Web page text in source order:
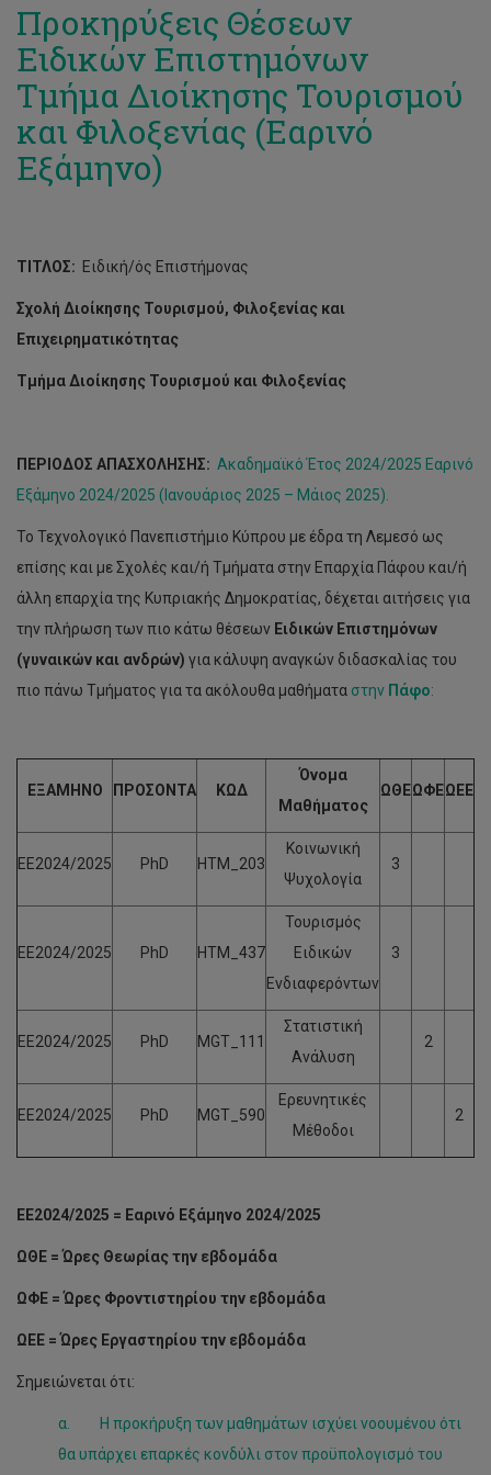
Αντώνης Θεοχάρους
Κατερίνα Περικλέους
Κωνσταντίνος Παπαδόπουλος
Πέτρος Κοσμάς
Σάββας Σακκαδάς
Στέλιος Μαρνέρος
Σωτηρούλα Λιασίδου
Mαρία Ιωάννου
Προκηρύξεις Θέσεων
Ειδικών Επιστημόνων
Τμήμα Διοίκησης Τουρισμού
και Φιλοξενίας (Εαρινό
Εξάμηνο)
ΤΙΤΛΟΣ: Ειδική/ός Επιστήμονας
Σχολή Διοίκησης Τουρισμού, Φιλοξενίας και
Επιχειρηματικότητας
Τμήμα Διοίκησης Τουρισμού και Φιλοξενίας
ΠΕΡΙΟΔΟΣ ΑΠΑΣΧΟΛΗΣΗΣ: Ακαδημαϊκό Έτος 2024/2025 Εαρινό
Εξάμηνο 2024/2025 (Ιανουάριος 2025 – Μάιος 2025).
Το Τεχνολογικό Πανεπιστήμιο Κύπρου με έδρα τη Λεμεσό ως
επίσης και με Σχολές και/ή Τμήματα στην Επαρχία Πάφου και/ή
άλλη επαρχία της Κυπριακής Δημοκρατίας, δέχεται αιτήσεις για
την πλήρωση των πιο κάτω θέσεων Ειδικών Επιστημόνων
(γυναικών και ανδρών) για κάλυψη αναγκών διδασκαλίας του
πιο πάνω Τμήματος για τα ακόλουθα μαθήματα στην Πάφο:
ΕΞΑΜΗΝΟ ΠΡΟΣΟΝΤΑ ΚΩΔ
Όνομα
Μαθήματος
ΩΘΕΩΦΕΩΕΕ
ΕΕ2024/2025 PhD HTM_203
Κοινωνική
Ψυχολογία
3
ΕΕ2024/2025 PhD HTM_437
Τουρισμός
Ειδικών
Ενδιαφερόντων
3
ΕΕ2024/2025 PhD MGT_111
Στατιστική
Ανάλυση
2
ΕΕ2024/2025 PhD MGT_590
Ερευνητικές
Μέθοδοι
2
ΕΕ2024/2025 = Εαρινό Εξάμηνο 2024/2025
ΩΘΕ = Ώρες Θεωρίας την εβδομάδα
ΩΦΕ = Ώρες Φροντιστηρίου την εβδομάδα
ΩΕΕ = Ώρες Εργαστηρίου την εβδομάδα
Σημειώνεται ότι:
α. Η προκήρυξη των μαθημάτων ισχύει νοουμένου ότι
θα υπάρχει επαρκές κονδύλι στον προϋπολογισμό του